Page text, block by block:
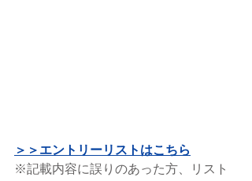
＞＞エントリーリストはこちら
※記載内容に誤りのあった方、リスト